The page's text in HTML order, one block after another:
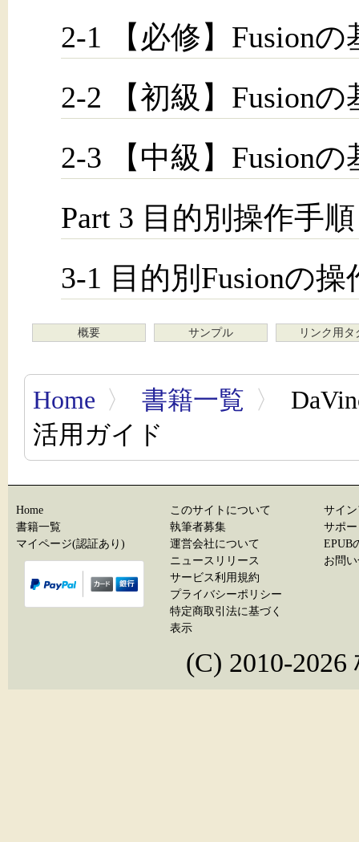
2-1 【必修】Fusionの
2-2 【初級】Fusionの
2-3 【中級】Fusionの
Part 3 目的別操作手順
3-1 目的別Fusionの操
概要 サンプル リンク用タ
Home 〉 書籍一覧 〉
活用ガイド
Home
書籍一覧
マイページ(認証あり)
このサイトについて
執筆者募集
運営会社について
ニュースリリース
サービス利用規約
プライバシーポリシー
特定商取引法に基づく
表示
サイ
サポ
EPUB
お問
(C) 2010-